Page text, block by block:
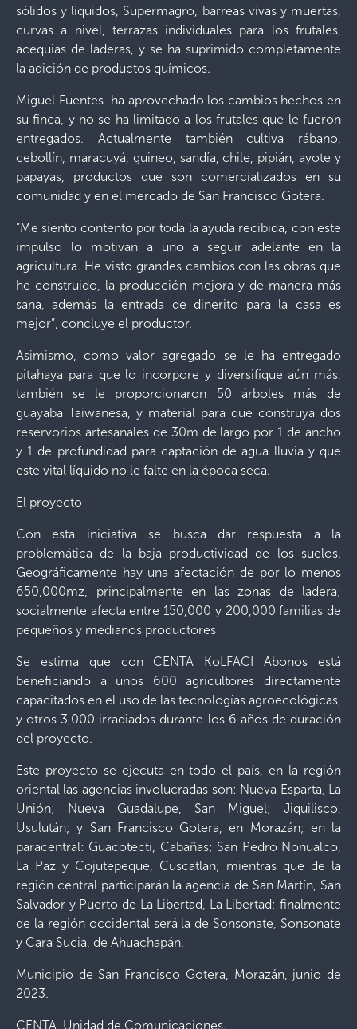
sólidos y líquidos, Supermagro, barreas vivas y muertas,
curvas a nivel, terrazas individuales para los frutales,
acequias de laderas, y se ha suprimido completamente
la adición de productos químicos.
Miguel Fuentes ha aprovechado los cambios hechos en
su finca, y no se ha limitado a los frutales que le fueron
entregados. Actualmente también cultiva rábano,
cebollín, maracuyá, guineo, sandía, chile, pipián, ayote y
papayas, productos que son comercializados en su
comunidad y en el mercado de San Francisco Gotera.
“Me siento contento por toda la ayuda recibida, con este
impulso lo motivan a uno a seguir adelante en la
agricultura. He visto grandes cambios con las obras que
he construido, la producción mejora y de manera más
sana, además la entrada de dinerito para la casa es
mejor”, concluye el productor.
Asimismo, como valor agregado se le ha entregado
pitahaya para que lo incorpore y diversifique aún más,
también se le proporcionaron 50 árboles más de
guayaba Taiwanesa, y material para que construya dos
reservorios artesanales de 30m de largo por 1 de ancho
y 1 de profundidad para captación de agua lluvia y que
este vital líquido no le falte en la época seca.
El proyecto
Con esta iniciativa se busca dar respuesta a la
problemática de la baja productividad de los suelos.
Geográficamente hay una afectación de por lo menos
650,000mz, principalmente en las zonas de ladera;
socialmente afecta entre 150,000 y 200,000 familias de
pequeños y medianos productores
Se estima que con CENTA KoLFACI Abonos está
beneficiando a unos 600 agricultores directamente
capacitados en el uso de las tecnologías agroecológicas,
y otros 3,000 irradiados durante los 6 años de duración
del proyecto.
Este proyecto se ejecuta en todo el país, en la región
oriental las agencias involucradas son: Nueva Esparta, La
Unión; Nueva Guadalupe, San Miguel; Jiquilisco,
Usulután; y San Francisco Gotera, en Morazán; en la
paracentral: Guacotecti, Cabañas; San Pedro Nonualco,
La Paz y Cojutepeque, Cuscatlán; mientras que de la
región central participarán la agencia de San Martín, San
Salvador y Puerto de La Libertad, La Libertad; finalmente
de la región occidental será la de Sonsonate, Sonsonate
y Cara Sucia, de Ahuachapán.
Municipio de San Francisco Gotera, Morazán, junio de
2023.
CENTA, Unidad de Comunicaciones.